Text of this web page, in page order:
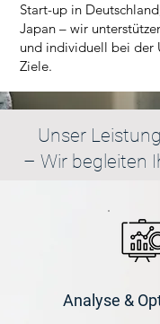
Start-up in
Japan – wir
und individuell bei der
Ziele.
Unser
– Wir begleiten
Analyse &